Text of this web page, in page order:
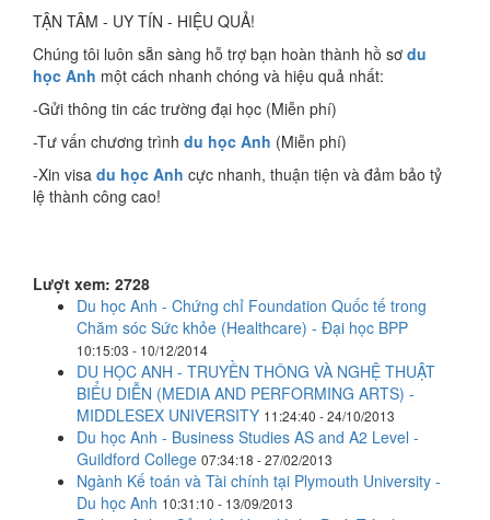
TẬN TÂM - UY TÍN - HIỆU QUẢ!
Chúng tôi luôn sẵn sàng hỗ trợ bạn hoàn thành hồ sơ du
học Anh một cách nhanh chóng và hiệu quả nhất:
-Gửi thông tin các trường đại học (Miễn phí)
-Tư vấn chương trình du học Anh (Miễn phí)
-Xin visa du học Anh cực nhanh, thuận tiện và đảm bảo tỷ
lệ thành công cao!
Lượt xem: 2728
Du học Anh - Chứng chỉ Foundation Quốc tế trong
Chăm sóc Sức khỏe (Healthcare) - Đại học BPP
10:15:03 - 10/12/2014
DU HỌC ANH - TRUYỀN THÔNG VÀ NGHỆ THUẬT
BIỂU DIỄN (MEDIA AND PERFORMING ARTS) -
MIDDLESEX UNIVERSITY 11:24:40 - 24/10/2013
Du học Anh - Business Studies AS and A2 Level -
Guildford College 07:34:18 - 27/02/2013
Ngành Kế toán và Tài chính tại Plymouth University -
Du học Anh 10:31:10 - 13/09/2013